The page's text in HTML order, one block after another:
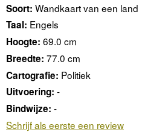
Soort: Wandkaart van een land
Taal: Engels
Hoogte: 69.0 cm
Breedte: 77.0 cm
Cartografie: Politiek
Uitvoering: -
Bindwijze: -
Schrijf als eerste een review